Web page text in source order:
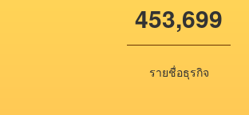
453,699
รายชื่อธุรกิจ